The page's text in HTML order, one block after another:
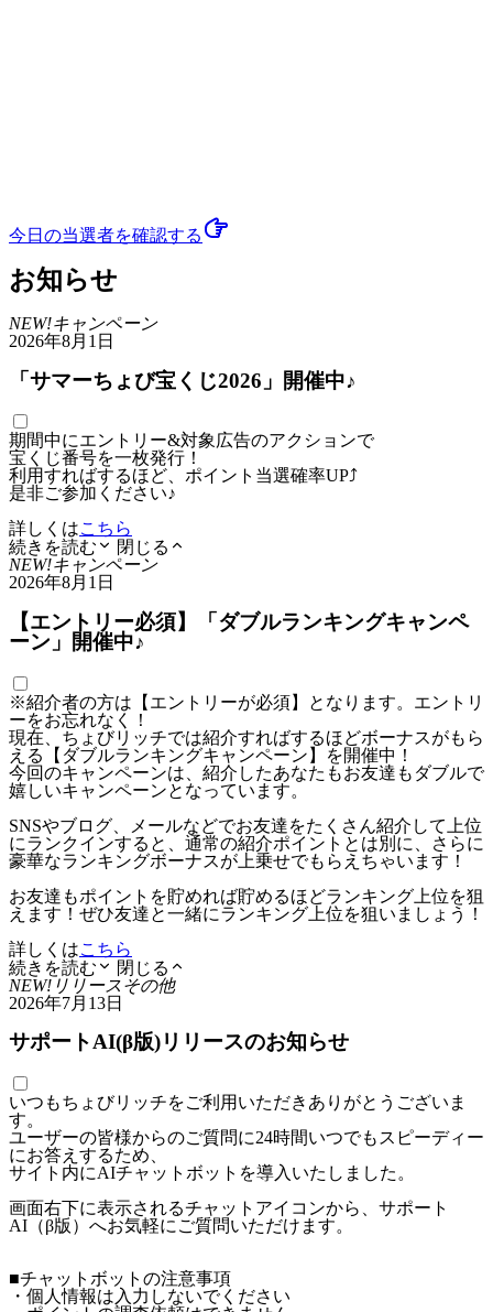
今日の当選者を確認する
お知らせ
NEW!キャンペーン
2026年8月1日
「サマーちょび宝くじ2026」開催中♪
期間中にエントリー&対象広告のアクションで
宝くじ番号を一枚発行！
利用すればするほど、ポイント当選確率UP⤴
是非ご参加ください♪
詳しくはこちら
続きを読む
閉じる
NEW!キャンペーン
2026年8月1日
【エントリー必須】「ダブルランキングキャンペ
ーン」開催中♪
※紹介者の方は【エントリーが必須】となります。エントリ
ーをお忘れなく！
現在、ちょびリッチでは紹介すればするほどボーナスがもら
える【ダブルランキングキャンペーン】を開催中！
今回のキャンペーンは、紹介したあなたもお友達もダブルで
嬉しいキャンペーンとなっています。
SNSやブログ、メールなどでお友達をたくさん紹介して上位
にランクインすると、通常の紹介ポイントとは別に、さらに
豪華なランキングボーナスが上乗せでもらえちゃいます！
お友達もポイントを貯めれば貯めるほどランキング上位を狙
えます！ぜひ友達と一緒にランキング上位を狙いましょう！
詳しくはこちら
続きを読む
閉じる
NEW! リリースその他
2026年7月13日
サポートAI(β版)リリースのお知らせ
いつもちょびリッチをご利用いただきありがとうございま
す。
ユーザーの皆様からのご質問に24時間いつでもスピーディー
にお答えするため、
サイト内にAIチャットボットを導入いたしました。
画面右下に表示されるチャットアイコンから、サポート
AI（β版）へお気軽にご質問いただけます。
■チャットボットの注意事項
・個人情報は入力しないでください